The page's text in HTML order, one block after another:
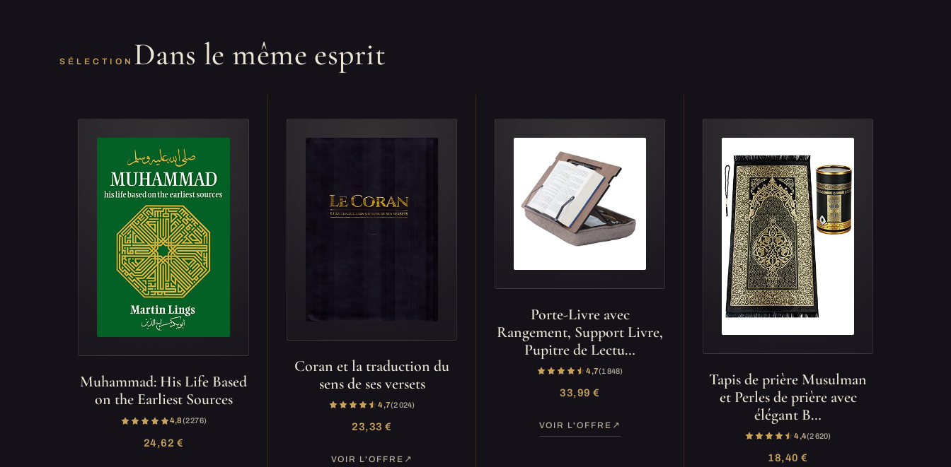
SÉLECTION Dans le même esprit
Muhammad: His Life Based
on the Earliest Sources
4,8(2 276)
24,62 €
Coran et la traduction du
sens de ses versets
4,7(2 024)
23,33 €
VOIR L'OFFRE
Porte-Livre avec
Rangement, Support Livre,
Pupitre de Lectu…
4,7(1 848)
33,99 €
VOIR L'OFFRE
Tapis de prière Musulman
et Perles de prière avec
élégant B…
4,4(2 620)
18,40 €